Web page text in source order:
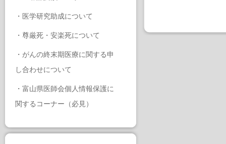
・ 医学研究助成について
・ 尊厳死・安楽死について
・ がんの終末期医療に関する申
し合わせについて
・ 富山県医師会個人情報保護に
関するコーナー（必見）